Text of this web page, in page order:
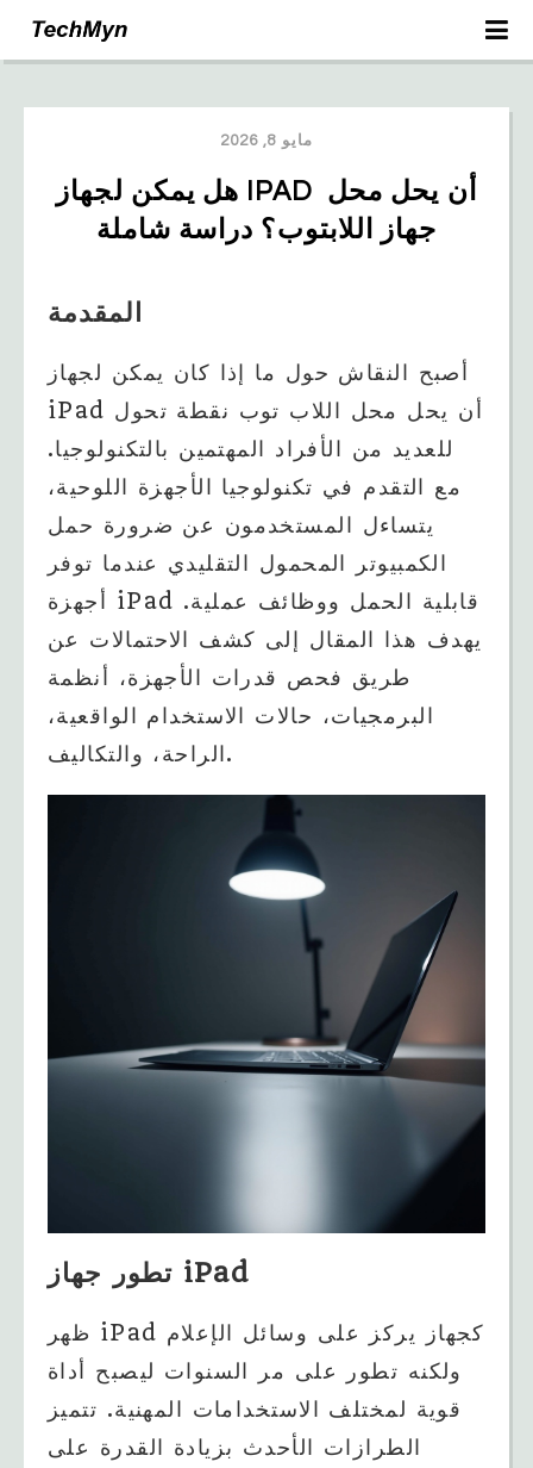
مايو 8, 2026
هل يمكن لجهاز IPAD أن يحل محل
جهاز اللابتوب؟ دراسة شاملة
المقدمة
أصبح النقاش حول ما إذا كان يمكن لجهاز
iPad أن يحل محل اللاب توب نقطة تحول
للعديد من الأفراد المهتمين بالتكنولوجيا.
مع التقدم في تكنولوجيا الأجهزة اللوحية،
يتساءل المستخدمون عن ضرورة حمل
الكمبيوتر المحمول التقليدي عندما توفر
أجهزة iPad قابلية الحمل ووظائف عملية.
يهدف هذا المقال إلى كشف الاحتمالات عن
طريق فحص قدرات الأجهزة، أنظمة
البرمجيات، حالات الاستخدام الواقعية،
الراحة، والتكاليف.
تطور جهاز iPad
ظهر iPad كجهاز يركز على وسائل الإعلام
ولكنه تطور على مر السنوات ليصبح أداة
قوية لمختلف الاستخدامات المهنية. تتميز
الطرازات الأحدث بزيادة القدرة على